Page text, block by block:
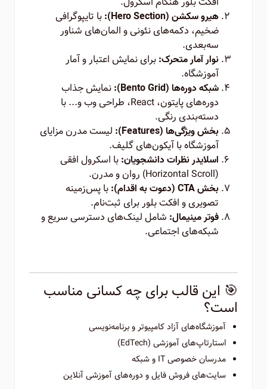
هیرو سکشن (Hero Section):
با تایپوگرافی
ضخیم، دکمه‌های نئونی و المان‌های شناور
سه‌بعدی.
نوار آمار متحرک:برای نمایش اعتبار و آمار
آموزشگاه.
شبکه دوره‌ها (Bento Grid):
نمایش جذاب
دوره‌های پایتون، React، طراحی وب و... با
دسته‌بندی رنگی.
بخش ویژگی‌ها (Features):
لیست مدرن مزایای
آموزشگاه با آیکون‌های گلیف.
اسلایدر نظرات دانشجویان:با اسکرول افقی
(Horizontal Scroll) روان و مدرن.
بخش CTA (دعوت به اقدام):
با پس‌زمینه
تصویری و افکت بلور برای ثبت‌نام.
فوتر مینیمال: شامل لینک‌های دسترسی سریع و
شبکه‌های اجتماعی.
🎯 این قالب برای چه کسانی مناسب
است؟
آموزشگاه‌های آزاد کامپیوتر و برنامه‌نویسی
استارتاپ‌های آموزشی (EdTech)
مدرسان خصوصی IT و شبکه
سایت‌های فروش فایل و دوره‌های آموزشی آنلاین